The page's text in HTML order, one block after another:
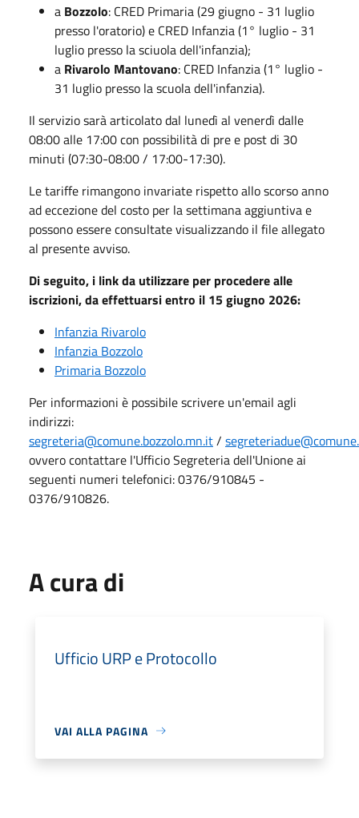
a Bozzolo: CRED Primaria (29 giugno - 31 luglio
presso l'oratorio) e CRED Infanzia (1° luglio - 31
luglio presso la sciuola dell'infanzia);
a Rivarolo Mantovano: CRED Infanzia (1° luglio -
31 luglio presso la scuola dell'infanzia).
Il servizio sarà articolato dal lunedì al venerdì dalle
08:00 alle 17:00 con possibilità di pre e post di 30
minuti (07:30-08:00 / 17:00-17:30).
Le tariffe rimangono invariate rispetto allo scorso anno
ad eccezione del costo per la settimana aggiuntiva e
possono essere consultate visualizzando il file allegato
al presente avviso.
Di seguito, i link da utilizzare per procedere alle
iscrizioni, da effettuarsi entro il 15 giugno 2026:
Infanzia Rivarolo
Infanzia Bozzolo
Primaria Bozzolo
Per informazioni è possibile scrivere un'email agli
indirizzi:
segreteria@comune.bozzolo.mn.it/
ovvero contattare l'Ufficio Segreteria dell'Unione ai
seguenti numeri telefonici: 0376/910845 -
0376/910826.
A cura di
Ufficio URP e Protocollo
VAI ALLA PAGINA